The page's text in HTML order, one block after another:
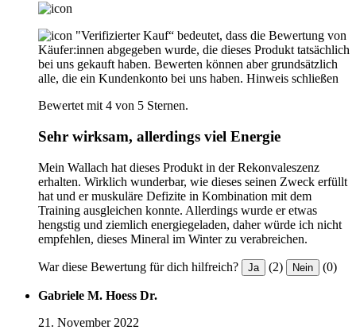
"Verifizierter Kauf“ bedeutet, dass die Bewertung von
Käufer:innen abgegeben wurde, die dieses Produkt tatsächlich
bei uns gekauft haben. Bewerten können aber grundsätzlich
alle, die ein Kundenkonto bei uns haben. Hinweis schließen
Bewertet mit 4 von 5 Sternen.
Sehr wirksam, allerdings viel Energie
Mein Wallach hat dieses Produkt in der Rekonvaleszenz
erhalten. Wirklich wunderbar, wie dieses seinen Zweck erfüllt
hat und er muskuläre Defizite in Kombination mit dem
Training ausgleichen konnte. Allerdings wurde er etwas
hengstig und ziemlich energiegeladen, daher würde ich nicht
empfehlen, dieses Mineral im Winter zu verabreichen.
War diese Bewertung für dich hilfreich? Ja (2) Nein (0)
Gabriele M. Hoess Dr.
21. November 2022